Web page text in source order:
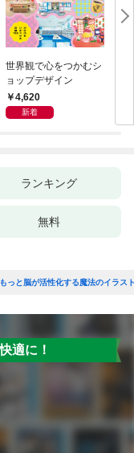
世界観で心をつかむシ
ョップデザイン
4,620
新着
ランキング
無料
もっと脳が活性化する魔法のイラ
適に！